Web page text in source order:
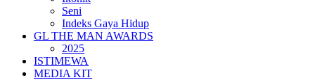
Seni
Indeks Gaya Hidup
GL THE MAN AWARDS
2025
ISTIMEWA
MEDIA KIT